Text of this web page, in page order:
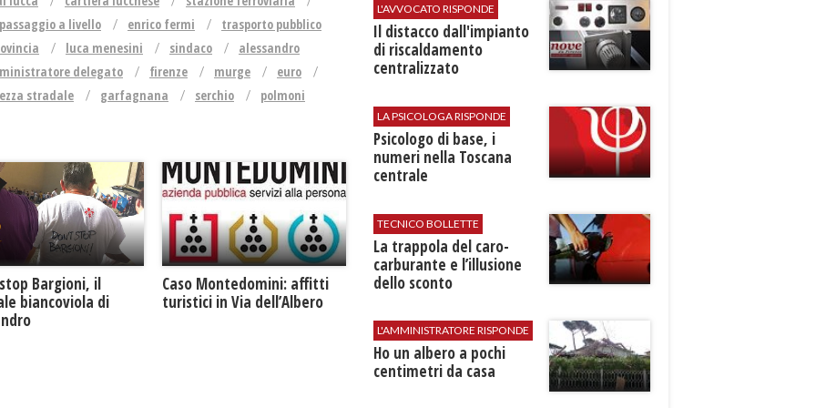
passaggio a livello
enrico fermi
trasporto pubblico
luca menesini sindaco
alessandro
delegato
firenze murge
euro
stradale
garfagnana serchio polmoni
Bargioni, il
biancoviola di
Caso Montedomini: affitti
turistici in Via dell’Albero
L'AVVOCATO RISPONDE
Il distacco dall'impianto
di riscaldamento
centralizzato
LA PSICOLOGA RISPONDE
Psicologo di base, i
numeri nella Toscana
centrale
TECNICO BOLLETTE
​La trappola del caro-
carburante e l’illusione
dello sconto
L'AMMINISTRATORE RISPONDE
Ho un albero a pochi
centimetri da casa